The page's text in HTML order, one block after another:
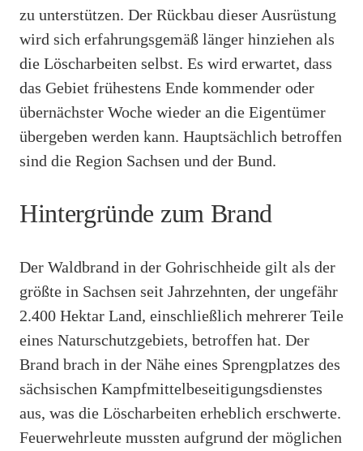
zu unterstützen. Der Rückbau dieser Ausrüstung
wird sich erfahrungsgemäß länger hinziehen als
die Löscharbeiten selbst. Es wird erwartet, dass
das Gebiet frühestens Ende kommender oder
übernächster Woche wieder an die Eigentümer
übergeben werden kann. Hauptsächlich betroffen
sind die Region Sachsen und der Bund.
Hintergründe zum Brand
Der Waldbrand in der Gohrischheide gilt als der
größte in Sachsen seit Jahrzehnten, der ungefähr
2.400 Hektar Land, einschließlich mehrerer Teile
eines Naturschutzgebiets, betroffen hat. Der
Brand brach in der Nähe eines Sprengplatzes des
sächsischen Kampfmittelbeseitigungsdienstes
aus, was die Löscharbeiten erheblich erschwerte.
Feuerwehrleute mussten aufgrund der möglichen